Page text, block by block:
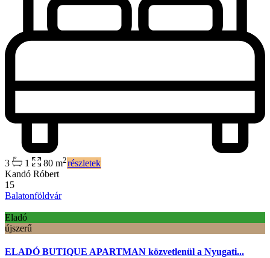
3 1 80 m2részletek
Kandó Róbert
15
Balatonföldvár
Eladó
újszerű
ELADÓ BUTIQUE APARTMAN közvetlenül a Nyugati...